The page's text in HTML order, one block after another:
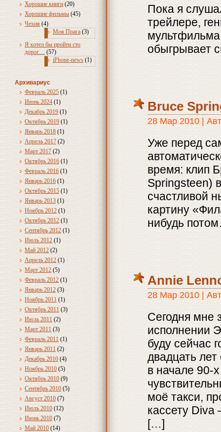
Хорошие книги (20)
Хорошие фильмы (45)
Чехия (4)
Моя Прага (3)
Я хотел бы пройти сто
дорог… (57)
iPhone-news (1)
Архивариус
Февраль 2025 (1)
Июнь 2024 (1)
Декабрь 2019 (1)
Октябрь 2019 (1)
Январь 2018 (1)
Апрель 2017 (2)
Март 2017 (2)
Октябрь 2016 (1)
Февраль 2016 (1)
Январь 2016 (1)
Октябрь 2015 (1)
Январь 2013 (1)
Ноябрь 2012 (1)
Октябрь 2012 (1)
Сентябрь 2012 (1)
Июль 2012 (1)
Май 2012 (2)
Апрель 2012 (1)
Март 2012 (5)
Февраль 2012 (1)
Январь 2012 (3)
Ноябрь 2011 (1)
Октябрь 2011 (3)
Июль 2011 (2)
Март 2011 (3)
Февраль 2011 (1)
Январь 2011 (2)
Декабрь 2010 (4)
Ноябрь 2010 (5)
Октябрь 2010 (9)
Сентябрь 2010 (5)
Август 2010 (7)
Июль 2010 (12)
Июнь 2010 (7)
Май 2010 (14)
Пока я
трейлере,
обыгрывает
Bruce
28 Мар 2010 |
Уже перед
время: клип
Springsteen)
счастливой
картину
нибудь
Annie
28 Мар 2010 |
Сегодня мне
исполнении
буду сейчас
двадцать
в начале 90-
моё такси,
кассету
[…]